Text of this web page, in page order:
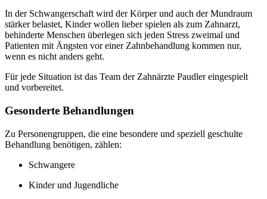
In der Schwangerschaft wird der Körper und auch der Mundraum
stärker belastet, Kinder wollen lieber spielen als zum Zahnarzt,
behinderte Menschen überlegen sich jeden Stress zweimal und
Patienten mit Ängsten vor einer Zahnbehandlung kommen nur,
wenn es nicht anders geht.
Für jede Situation ist das Team der Zahnärzte Paudler eingespielt
und vorbereitet.
Gesonderte Behandlungen
Zu Personengruppen, die eine besondere und speziell geschulte
Behandlung benötigen, zählen:
Schwangere
Kinder und Jugendliche